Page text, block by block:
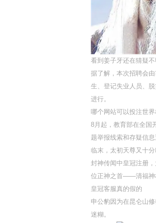
看到姜子牙还在猜疑
据了解，本次招聘会
生、登记失业人员、
进行。
哪个网站可以投注世
8月起，教育部在全国
题举报线索和存疑信
临末，太初天尊又十
封神传闻中皇冠注册
位正神之首——清福神
皇冠客服真的假的
申公豹因为在昆仑山
迷糊。